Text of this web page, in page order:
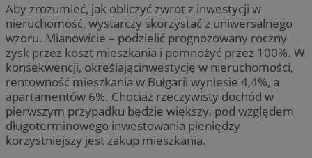
Aby zrozumieć, jak obliczyć zwrot z inwestycji w
nieruchomość, wystarczy skorzystać z uniwersalnego
wzoru. Mianowicie – podzielić prognozowany roczny
zysk przez koszt mieszkania i pomnożyć przez 100%. W
konsekwencji, określającinwestycję w nieruchomości,
rentowność mieszkania w Bułgarii wyniesie 4,4%, a
apartamentów 6%. Chociaż rzeczywisty dochód w
pierwszym przypadku będzie większy, pod względem
długoterminowego inwestowania pieniędzy
korzystniejszy jest zakup mieszkania.